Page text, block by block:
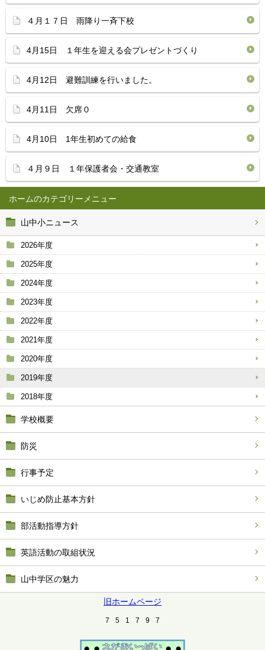
ホーム
山中小ニュース
2026年度
2025年度
2024年度
2023年度
2022年度
2021年度
2020年度
2019年度
2018年度
学校概要
防災
行事予定
いじめ防止基本方針
部活動指導方針
英語活動の取組状況
山中学区の魅力
旧ホームページ
7 5 1 7 9 7
４月１７日 雨降り一斉下校
4月15日 １年生を迎える会プレゼントづくり
4月12日 避難訓練を行いました。
4月11日 欠席０
4月10日 1年生初めての給食
４月９日 １年保護者会・交通教室